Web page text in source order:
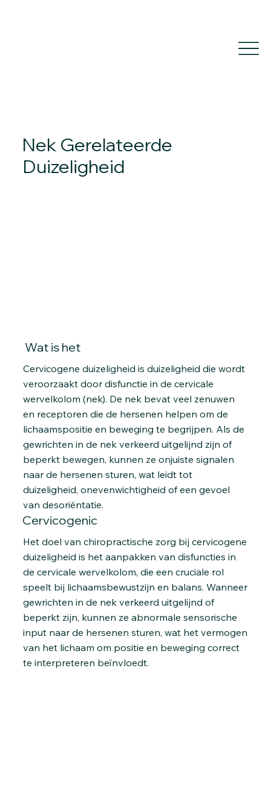
Nek Gerelateerde
Duizeligheid
Cervicogene duizeligheid is duizeligheid die wordt
veroorzaakt door disfunctie in de cervicale
wervelkolom (nek). De nek bevat veel zenuwen
en receptoren die de hersenen helpen om de
lichaamspositie en beweging te begrijpen. Als de
gewrichten in de nek verkeerd uitgelijnd zijn of
beperkt bewegen, kunnen ze onjuiste signalen
naar de hersenen sturen, wat leidt tot
duizeligheid, onevenwichtigheid of een gevoel
van desoriëntatie.
Wat is het
Het doel van chiropractische zorg bij cervicogene
duizeligheid is het aanpakken van disfuncties in
de cervicale wervelkolom, die een cruciale rol
speelt bij lichaamsbewustzijn en balans. Wanneer
gewrichten in de nek verkeerd uitgelijnd of
beperkt zijn, kunnen ze abnormale sensorische
input naar de hersenen sturen, wat het vermogen
van het lichaam om positie en beweging correct
te interpreteren beïnvloedt.
Cervicogenic